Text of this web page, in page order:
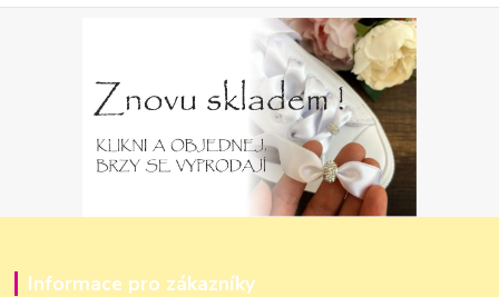
Informace pro zákazníky